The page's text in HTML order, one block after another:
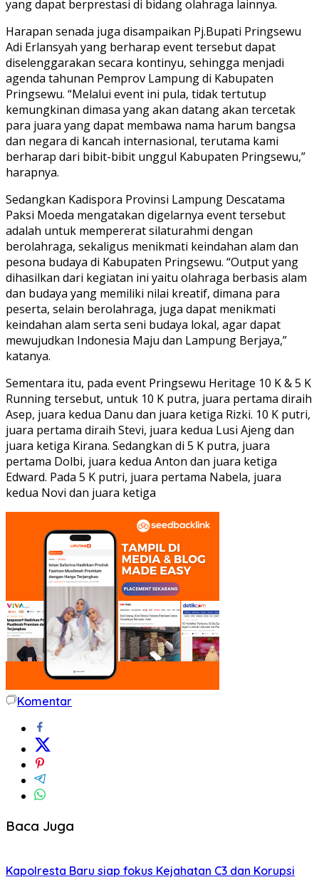
yang dapat berprestasi di bidang olahraga lainnya.
Harapan senada juga disampaikan Pj.Bupati Pringsewu
Adi Erlansyah yang berharap event tersebut dapat
diselenggarakan secara kontinyu, sehingga menjadi
agenda tahunan Pemprov Lampung di Kabupaten
Pringsewu. “Melalui event ini pula, tidak tertutup
kemungkinan dimasa yang akan datang akan tercetak
para juara yang dapat membawa nama harum bangsa
dan negara di kancah internasional, terutama kami
berharap dari bibit-bibit unggul Kabupaten Pringsewu,”
harapnya.
Sedangkan Kadispora Provinsi Lampung Descatama
Paksi Moeda mengatakan digelarnya event tersebut
adalah untuk mempererat silaturahmi dengan
berolahraga, sekaligus menikmati keindahan alam dan
pesona budaya di Kabupaten Pringsewu. “Output yang
dihasilkan dari kegiatan ini yaitu olahraga berbasis alam
dan budaya yang memiliki nilai kreatif, dimana para
peserta, selain berolahraga, juga dapat menikmati
keindahan alam serta seni budaya lokal, agar dapat
mewujudkan Indonesia Maju dan Lampung Berjaya,”
katanya.
Sementara itu, pada event Pringsewu Heritage 10 K & 5 K
Running tersebut, untuk 10 K putra, juara pertama diraih
Asep, juara kedua Danu dan juara ketiga Rizki. 10 K putri,
juara pertama diraih Stevi, juara kedua Lusi Ajeng dan
juara ketiga Kirana. Sedangkan di 5 K putra, juara
pertama Dolbi, juara kedua Anton dan juara ketiga
Edward. Pada 5 K putri, juara pertama Nabela, juara
kedua Novi dan juara ketiga
Komentar
Baca Juga
Kapolresta Baru siap fokus Kejahatan C3 dan Korupsi